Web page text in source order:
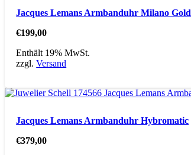
Jacques Lemans Armbanduhr Milano Gold
€199,00
Enthält 19% MwSt.
zzgl.Versand
Jacques Lemans Armbanduhr Hybromatic
€379,00